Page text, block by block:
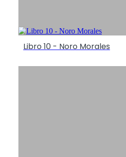
Libro 10 - Noro Morales